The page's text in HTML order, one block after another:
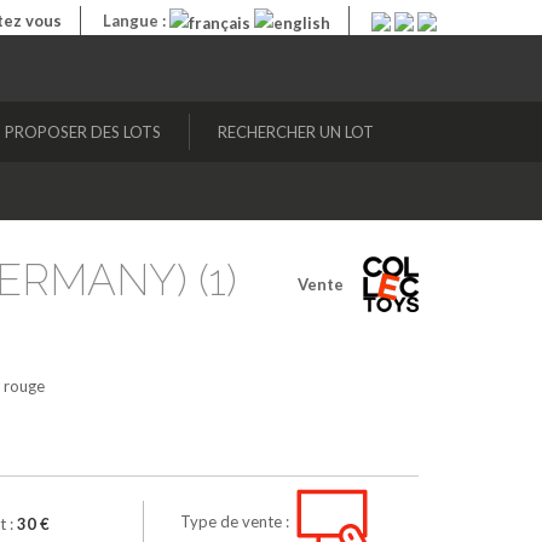
vous Langue :
PROPOSER DES LOTS RECHERCHER UN LOT
Vente
(1)
rouge
:30 € Type de vente :